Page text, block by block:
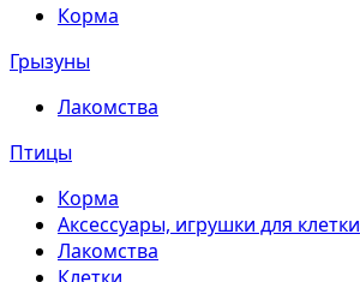
Корма
Грызуны
Лакомства
Птицы
Корма
Аксессуары, игрушки для клетки
Лакомства